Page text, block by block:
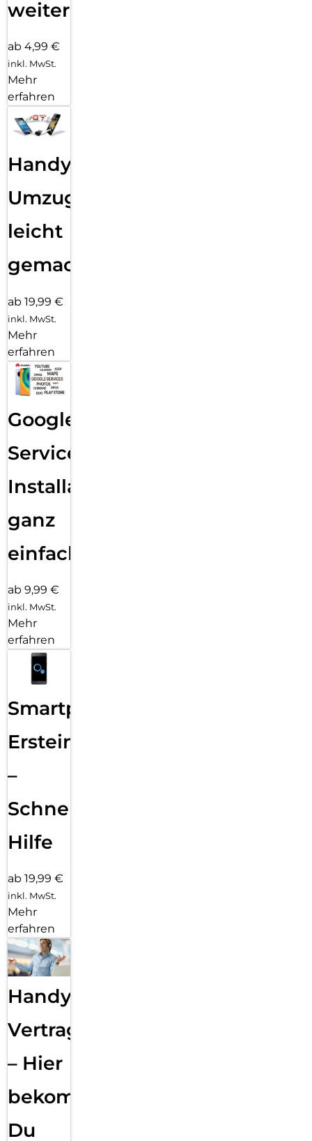
weiter
ab 4,99 €
inkl. MwSt.
Mehr
erfahren
Handy
Umzug
leicht
gemacht!
ab 19,99 €
inkl. MwSt.
Mehr
erfahren
Google
Services
Installation
ganz
einfach
ab 9,99 €
inkl. MwSt.
Mehr
erfahren
Smartphone
Ersteinrichtung
–
Schnelle
Hilfe
ab 19,99 €
inkl. MwSt.
Mehr
erfahren
Handy
Vertragsabwicklung
– Hier
bekommst
Du